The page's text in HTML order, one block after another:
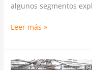
algunos segmentos
Leer más »
Construcción